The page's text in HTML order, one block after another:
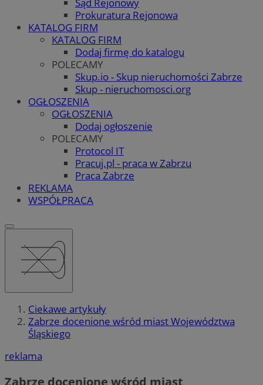
Prokuratura Rejonowa
KATALOG FIRM
KATALOG FIRM
Dodaj firmę do katalogu
POLECAMY
Skup.io - Skup nieruchomości Zabrze
Skup - nieruchomosci.org
OGŁOSZENIA
OGŁOSZENIA
Dodaj ogłoszenie
POLECAMY
Protocol IT
Pracuj.pl - praca w Zabrzu
Praca Zabrze
REKLAMA
WSPÓŁPRACA
Ciekawe artykuły
Zabrze docenione wśród miast Województwa
Śląskiego
reklama
Zabrze docenione wśród miast